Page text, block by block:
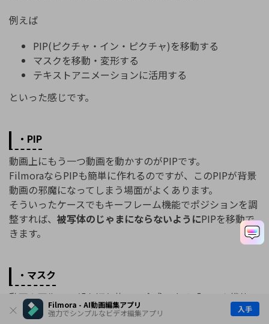
Filmora - AI動画編集アプリ
強力でシンプルなビデオ編集アプリ
入手
例えば
PIP(ピクチャ・イン・ピクチャ)を移動する
マスクを移動・変形する
テキストアニメーションに活用する
といった感じです。
・PIP
動画上にもう一つ動画を動かすのがPIPです。
FilmoraならPIPも簡単に作れるのですが、このPIPが背景
動画の邪魔になってしまう場面がよくあります。
そういったケースでもキーフレーム機能でポジションを調
整すれば、 被写体のじゃまにならないようにPIPを移動で
きます。
・マスク
動画や画像の一部を切り抜いて合成できる「マスク機能」
ですが、キーフレームを使えばより高度でトリッキーな表